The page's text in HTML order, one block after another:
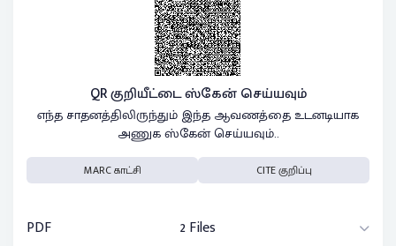
QR குறியீட்டை ஸ்கேன் செய்யவும்
எந்த சாதனத்திலிருந்தும் இந்த ஆவணத்தை உடனடியாக
அணுக ஸ்கேன் செய்யவும்..
MARC காட்சி CITE குறிப்பு
PDF
2 Files